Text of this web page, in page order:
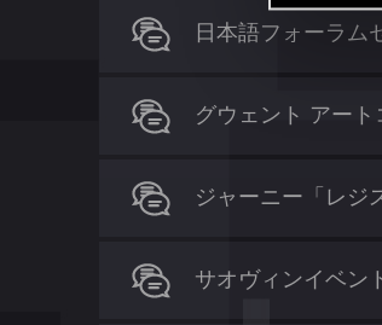
l
e
i
日本語フォーラム
グウェント アート
ジャーニー「レジ
サオヴィンイベン